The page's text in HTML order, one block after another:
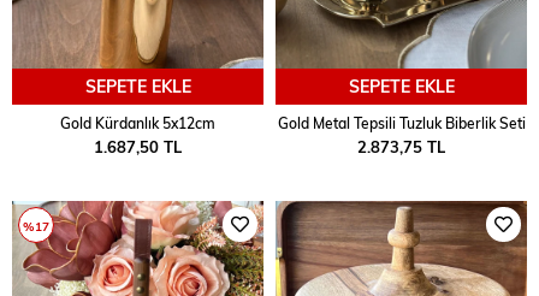
SEPETE EKLE
Gold Kürdanlık 5x12cm
1.687,50 TL
SEPETE EKLE
Gold Metal Tepsili Tuzluk Biberlik Seti
2.873,75 TL
%17